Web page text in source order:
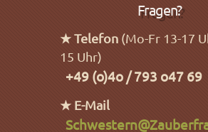
Fragen?
★ Telefon (Mo-Fr 13-17
15 Uhr)
+49 (o)4o / 793 o47 69
★ E-Mail